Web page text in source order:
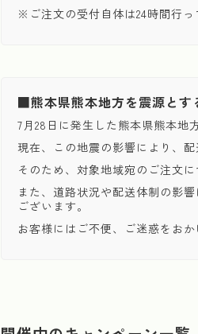
※ご注文の受付自体は24時間行っ
■熊本県熊本地方を震源とす
7月28日に発生した熊本県熊本地
現在、この地震の影響により、
そのため、対象地域宛のご注文
また、道路状況や配送体制の影
ございます。
お客様にはご不便、ご迷惑をお